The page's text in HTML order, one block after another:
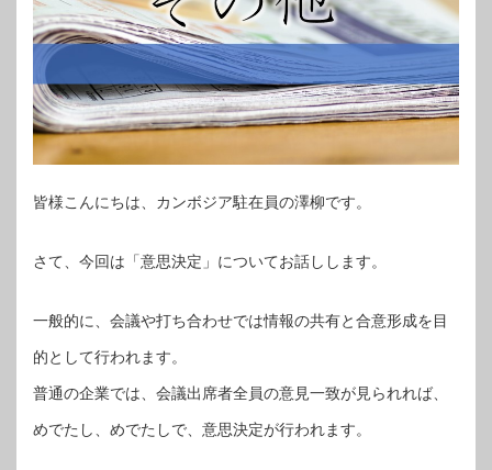
皆様こんにちは、カンボジア駐在員の澤柳です。
さて、今回は「意思決定」についてお話しします。
一般的に、会議や打ち合わせでは情報の共有と合意形成を目
的として行われます。
普通の企業では、会議出席者全員の意見一致が見られれば、
めでたし、めでたしで、意思決定が行われます。